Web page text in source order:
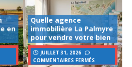
en
Quelle agence
immobilière La Palmyre
pour vendre votre bien
JUILLET 31, 2026
COMMENTAIRES FERMÉS